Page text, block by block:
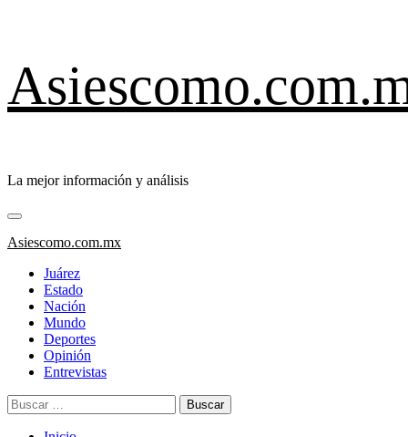
contenido
La mejor información y análisis
Menú
primario
Asiescomo.com.mx
Juárez
Estado
Nación
Mundo
Deportes
Opinión
Entrevistas
Buscar: